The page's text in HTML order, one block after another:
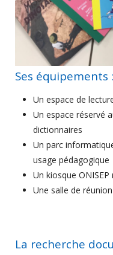
Ses équipements :
Un espace de
Un espace réservé
dictionnaires
Un parc
usage pédagogique
Un kiosque
Une salle de réunion
La recherche